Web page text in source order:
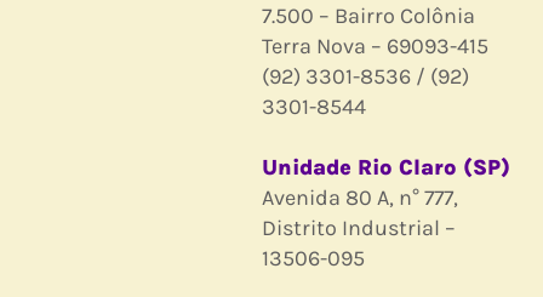
7.500 – Bairro Colônia
Terra Nova – 69093-415
(92) 3301-8536 / (92)
3301-8544
Unidade Rio Claro (SP)
Avenida 80 A, n° 777,
Distrito Industrial –
13506-095